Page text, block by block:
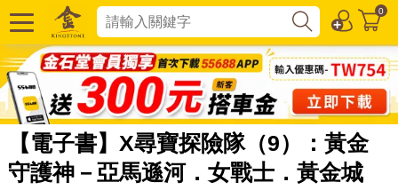
0
【電子書】X尋寶探險隊（9）：黃金
守護神－亞馬遜河．女戰士．黃金城